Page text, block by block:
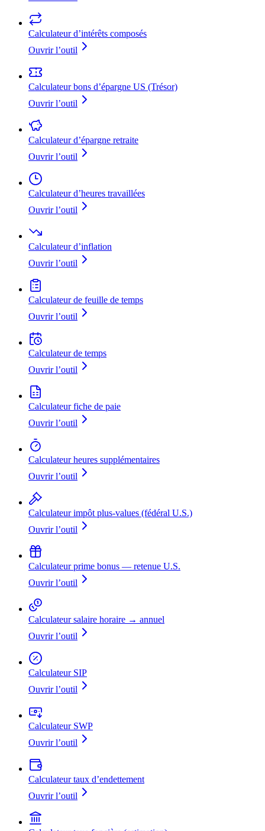
Calculateur d’intérêts composés
Ouvrir l’outil
Calculateur bons d’épargne US (Trésor)
Ouvrir l’outil
Calculateur d’épargne retraite
Ouvrir l’outil
Calculateur d’heures travaillées
Ouvrir l’outil
Calculateur d’inflation
Ouvrir l’outil
Calculateur de feuille de temps
Ouvrir l’outil
Calculateur de temps
Ouvrir l’outil
Calculateur fiche de paie
Ouvrir l’outil
Calculateur heures supplémentaires
Ouvrir l’outil
Calculateur impôt plus-values (fédéral U.S.)
Ouvrir l’outil
Calculateur prime bonus — retenue U.S.
Ouvrir l’outil
Calculateur salaire horaire → annuel
Ouvrir l’outil
Calculateur SIP
Ouvrir l’outil
Calculateur SWP
Ouvrir l’outil
Calculateur taux d’endettement
Ouvrir l’outil